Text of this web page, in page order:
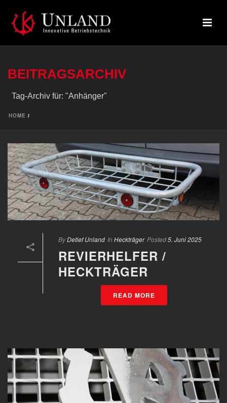
BEITRAGSARCHIV
Tag-Archiv für: "Anhänger"
HOME /
ByDetlef Unland In Heckträger Posted5. Juni 2025
REVIERHELFER /
HECKTRÄGER
READ MORE